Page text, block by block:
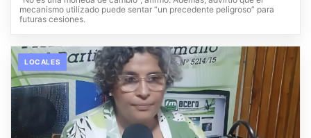
mecanismo utilizado puede sentar “un precedente peligroso” para
futuras cesiones.
LOCALES